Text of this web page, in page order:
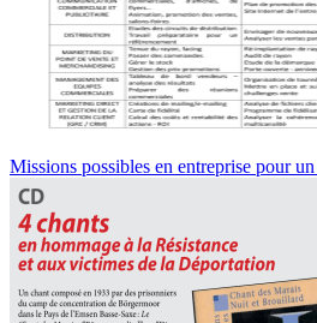
Missions possibles en entreprise pour